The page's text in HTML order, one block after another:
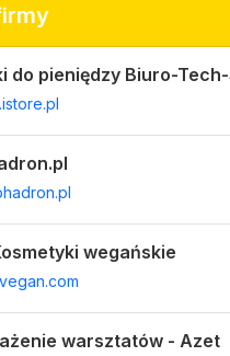
do pieniędzy Biuro-
wegańskie
warsztatów - Azet